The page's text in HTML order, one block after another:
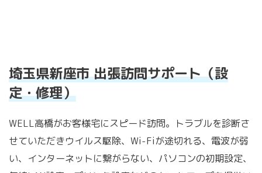
埼玉県新座市 出張訪問サポート（設
定・修理）
WELL高橋がお客様宅にスピード訪問。トラブルを診断さ
せていただきウイルス駆除、Wi-Fiが途切れる、電波が弱
い、インターネットに繋がらない、パソコンの初期設定、